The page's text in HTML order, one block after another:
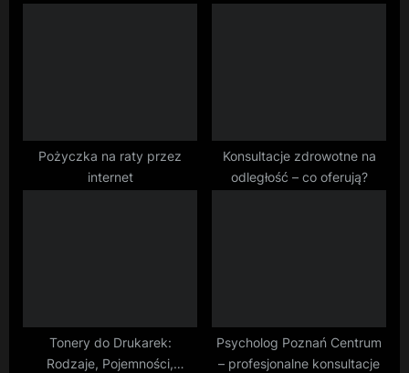
Pożyczka na raty przez
internet
Konsultacje zdrowotne na
odległość – co oferują?
Tonery do Drukarek:
Rodzaje, Pojemności,
Psycholog Poznań Centrum
– profesjonalne konsultacje